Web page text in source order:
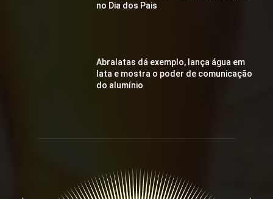
no Dia dos Pais
Abralatas dá exemplo, lança água em
lata e mostra o poder de comunicação
do alumínio